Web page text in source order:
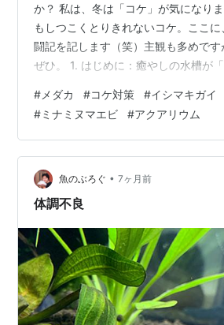
か？ 私は、冬は「コケ」が気になり
もしつこくとりきれないコケ。ここ
闘記を記します（笑）主観も多めで
ぜひ。 1. はじめに：癒やしの水槽が
か？ 3. 第一戦：物理除去という名の
戦：太陽光が当たらないから大丈夫...
三戦：お掃除生体「エビ軍団」への
ンテナンス：冷たい水との闘い 7.苦
たのは... 8. まとめ：コケと向き合う
# メダカ #コケ対策 #イシマキガイ
#ミナミヌマエビ #アクアリウム
魚のぶろぐ • 7ヶ月前
体調不良